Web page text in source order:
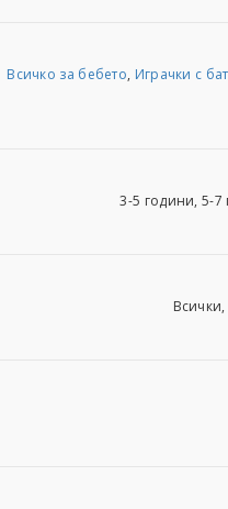
Всичко за бебето, Играчки с
3-5 години, 5-7